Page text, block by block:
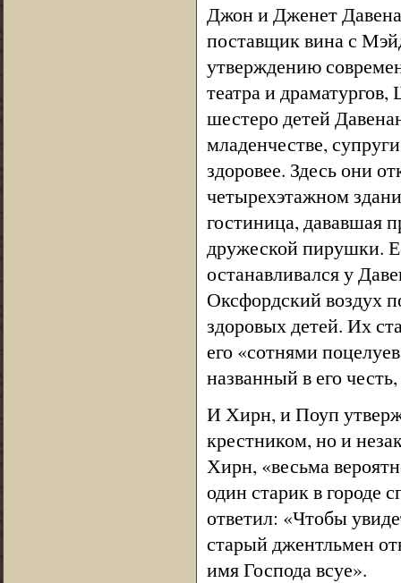
Джон и Дженет
поставщик вина с
утверждению
театра и
шестеро детей
младенчестве,
здоровее. Здесь они
четырехэтажном
гостиница, дававшая
дружеской пирушки.
останавливался у
Оксфордский воздух
здоровых детей. Их
его «сотнями
названный в его
И Хирн, и Поуп
крестником, но и
Хирн, «весьма
один старик в городе
ответил: «Чтобы
старый джентльмен
имя Господа всуе».